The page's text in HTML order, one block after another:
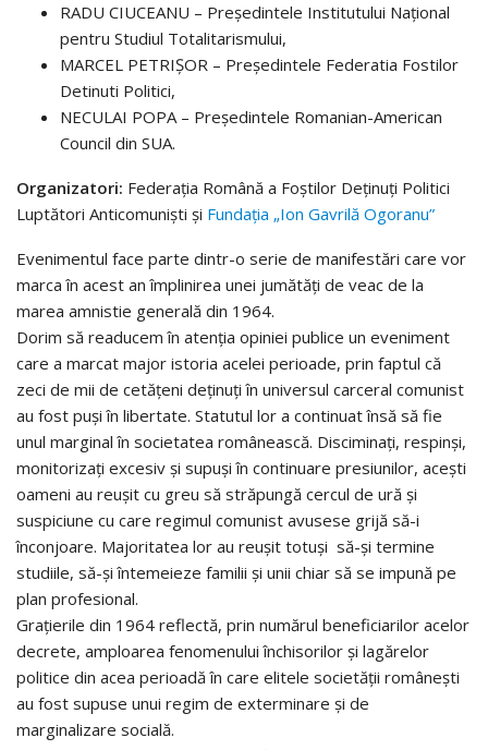
RADU CIUCEANU – Preşedintele Institutului Naţional
pentru Studiul Totalitarismului,
MARCEL PETRIŞOR – Preşedintele Federatia Fostilor
Detinuti Politici,
NECULAI POPA – Preşedintele Romanian-American
Council din SUA.
Organizatori: Federaţia Română a Foştilor Deţinuţi Politici
Luptători Anticomunişti şi Fundaţia „Ion Gavrilă Ogoranu”
Evenimentul face parte dintr-o serie de manifestări care vor
marca în acest an împlinirea unei jumătăţi de veac de la
marea amnistie generală din 1964.
Dorim să readucem în atenţia opiniei publice un eveniment
care a marcat major istoria acelei perioade, prin faptul că
zeci de mii de cetăţeni deţinuţi în universul carceral comunist
au fost puşi în libertate. Statutul lor a continuat însă să fie
unul marginal în societatea românească. Disciminaţi, respinşi,
monitorizaţi excesiv şi supuşi în continuare presiunilor, aceşti
oameni au reuşit cu greu să străpungă cercul de ură şi
suspiciune cu care regimul comunist avusese grijă să-i
înconjoare. Majoritatea lor au reuşit totuşi să-şi termine
studiile, să-şi întemeieze familii şi unii chiar să se impună pe
plan profesional.
Graţierile din 1964 reflectă, prin numărul beneficiarilor acelor
decrete, amploarea fenomenului închisorilor şi lagărelor
politice din acea perioadă în care elitele societăţii româneşti
au fost supuse unui regim de exterminare şi de
marginalizare socială.